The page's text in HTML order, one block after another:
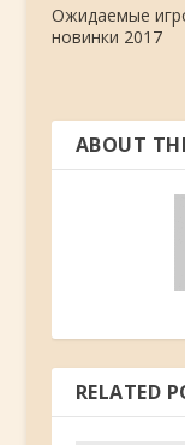
Ожидаемые
новинки 2017
ABOUT
RELATED